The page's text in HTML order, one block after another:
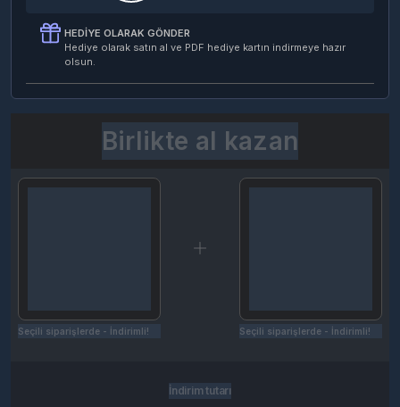
HEDIYE OLARAK GÖNDER
Hediye olarak satın al ve PDF hediye kartın indirmeye hazır
olsun.
Birlikte al kazan
Seçili siparişlerde - İndirimli! Seçili siparişlerde - İndirimli!
İndirim tutarı